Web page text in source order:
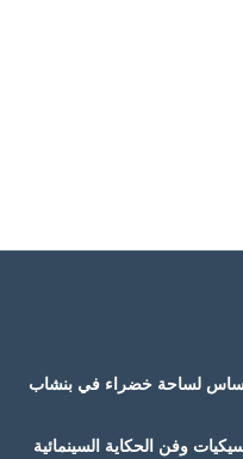
لساحة خضراء في بنشاب
وفن الحكاية السينمائية